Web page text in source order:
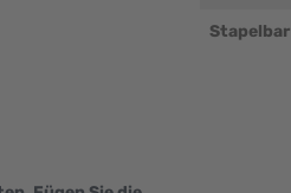
Stapelbar